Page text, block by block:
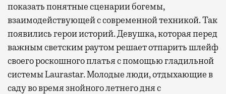
показать понятные сценарии богемы,
взаимодействующей с современной техникой. Так
появились герои историй. Девушка, которая перед
важным светским раутом решает отпарить шлейф
своего роскошного платья с помощью гладильной
системы Laurastar. Молодые люди, отдыхающие в
саду во время знойного летнего дня с